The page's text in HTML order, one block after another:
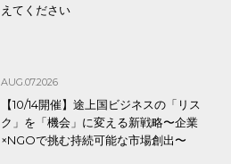
えてください
AUG.07.2026
【10/14開催】途上国ビジネスの「リス
ク」を「機会」に変える新戦略〜企業
×NGOで挑む持続可能な市場創出〜